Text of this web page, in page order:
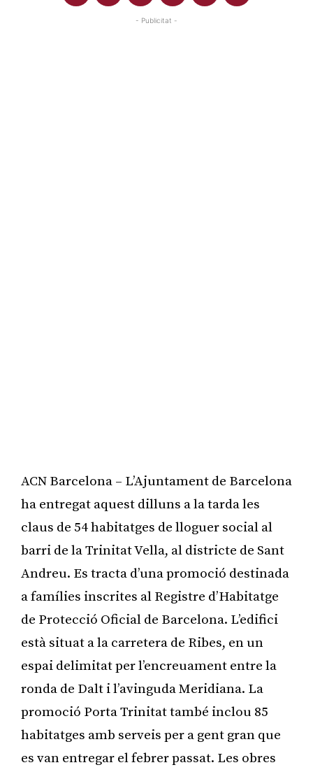
- Publicitat -
ACN Barcelona – L’Ajuntament de Barcelona
ha entregat aquest dilluns a la tarda les
claus de 54 habitatges de lloguer social al
barri de la Trinitat Vella, al districte de Sant
Andreu. Es tracta d’una promoció destinada
a famílies inscrites al Registre d’Habitatge
de Protecció Oficial de Barcelona. L’edifici
està situat a la carretera de Ribes, en un
espai delimitat per l’encreuament entre la
ronda de Dalt i l’avinguda Meridiana. La
promoció Porta Trinitat també inclou 85
habitatges amb serveis per a gent gran que
es van entregar el febrer passat. Les obres